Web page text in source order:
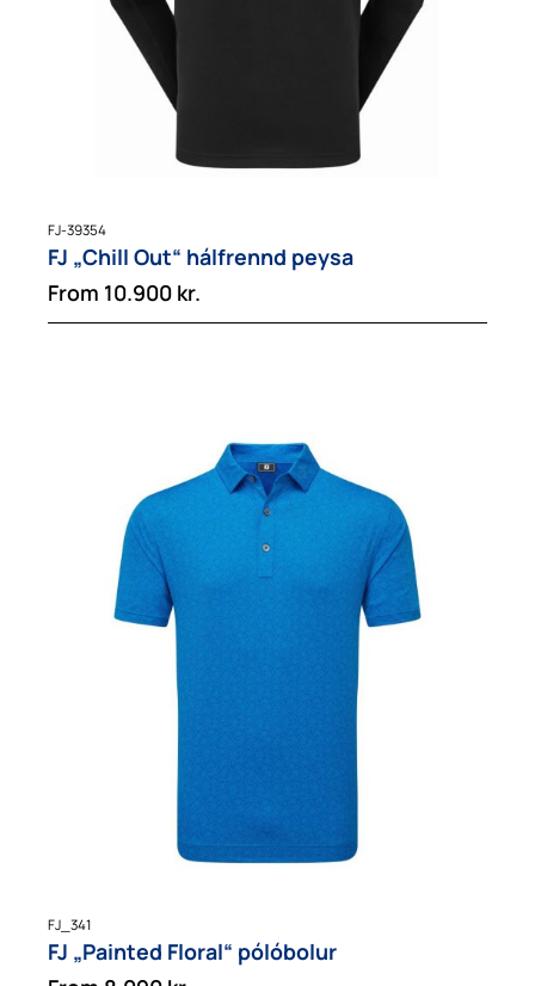
FJ-39354
FJ „Chill Out“ hálfrennd peysa
From 10.900 kr.
FJ_341
FJ „Painted Floral“ pólóbolur